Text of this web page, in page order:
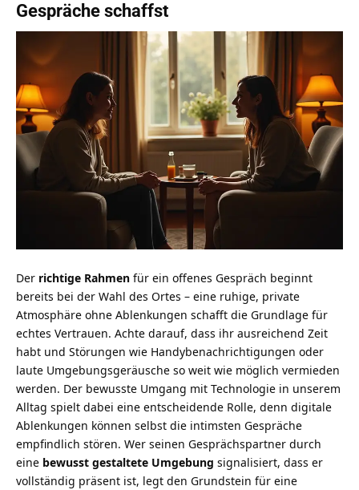
Gespräche schaffst
Der richtige Rahmen für ein offenes Gespräch beginnt
bereits bei der Wahl des Ortes – eine ruhige, private
Atmosphäre ohne Ablenkungen schafft die Grundlage für
echtes Vertrauen. Achte darauf, dass ihr ausreichend Zeit
habt und Störungen wie Handybenachrichtigungen oder
laute Umgebungsgeräusche so weit wie möglich vermieden
werden. Der bewusste Umgang mit Technologie in unserem
Alltag spielt dabei eine entscheidende Rolle, denn digitale
Ablenkungen können selbst die intimsten Gespräche
empfindlich stören. Wer seinen Gesprächspartner durch
eine bewusst gestaltete Umgebung signalisiert, dass er
vollständig präsent ist, legt den Grundstein für eine